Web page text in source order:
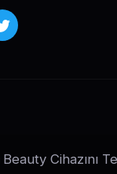
Cihazını